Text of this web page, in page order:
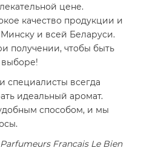
цене.
качество продукции и
и всей Беларуси.
получении, чтобы быть
специалисты всегда
идеальный аромат.
способом, и мы
Francais Le Bien